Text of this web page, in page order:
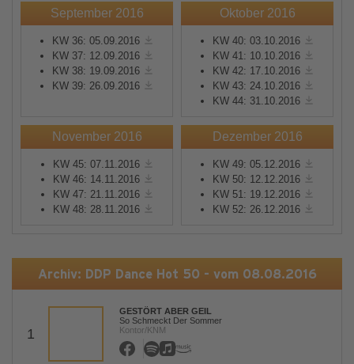
September 2016
KW 36: 05.09.2016
KW 37: 12.09.2016
KW 38: 19.09.2016
KW 39: 26.09.2016
Oktober 2016
KW 40: 03.10.2016
KW 41: 10.10.2016
KW 42: 17.10.2016
KW 43: 24.10.2016
KW 44: 31.10.2016
November 2016
KW 45: 07.11.2016
KW 46: 14.11.2016
KW 47: 21.11.2016
KW 48: 28.11.2016
Dezember 2016
KW 49: 05.12.2016
KW 50: 12.12.2016
KW 51: 19.12.2016
KW 52: 26.12.2016
Archiv: DDP Dance Hot 50 - vom 08.08.2016
1
GESTÖRT ABER GEIL
So Schmeckt Der Sommer
Kontor/KNM